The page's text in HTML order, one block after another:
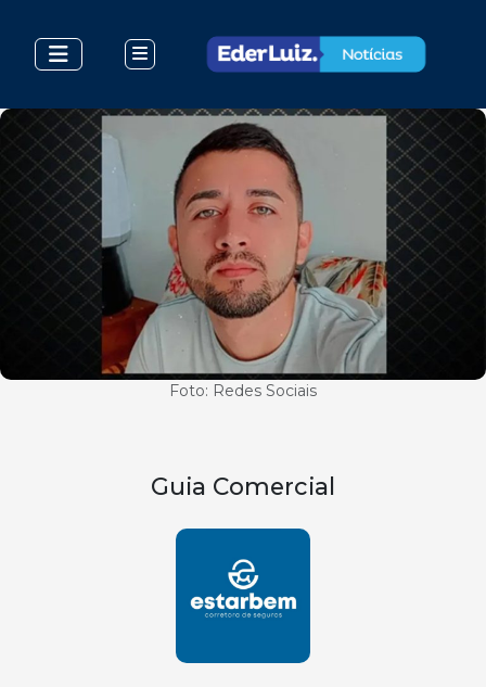
Foto: Redes Sociais
Guia Comercial